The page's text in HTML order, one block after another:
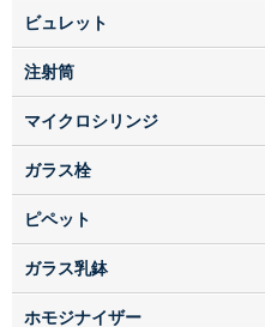
ビュレット
注射筒
マイクロシリンジ
ガラス栓
ピペット
ガラス乳鉢
ホモジナイザー